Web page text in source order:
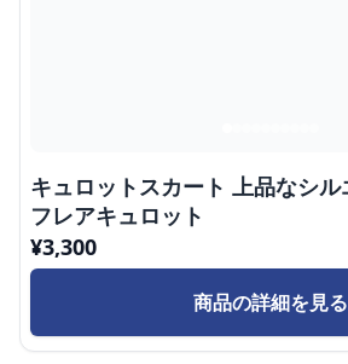
キュロットスカート 上品なシ
フレアキュロット
¥3,300
商品の詳細を見る